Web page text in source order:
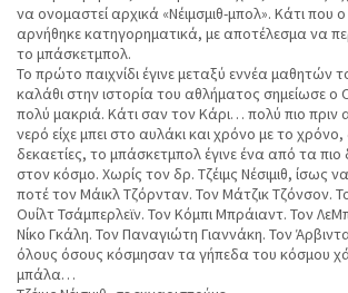
να ονομαστεί αρχικά «Νέιμσμιθ-μπολ». Κάτι που ο
αρνήθηκε κατηγορηματικά, με αποτέλεσμα να
το μπάσκετμπολ.
Το πρώτο παιχνίδι έγινε μεταξύ εννέα μαθητών
καλάθι στην ιστορία του αθλήματος σημείωσε ο
πολύ μακριά. Κάτι σαν τον Κάρι… πολύ πιο πριν
νερό είχε μπει στο αυλάκι και χρόνο με το χρόνο,
δεκαετίες, το μπάσκετμπολ έγινε ένα από τα
στον κόσμο. Χωρίς τον δρ. Τζέιμς Νέσιμιθ, ίσως
ποτέ τον Μάικλ Τζόρνταν. Τον Μάτζικ Τζόνσον.
Ουίλτ Τσάμπερλεϊν. Τον Κόμπι Μπράιαντ. Τον
Νίκο Γκάλη. Τον Παναγιώτη Γιαννάκη. Τον
όλους όσους κόσμησαν τα γήπεδα του κόσμου
μπάλα…